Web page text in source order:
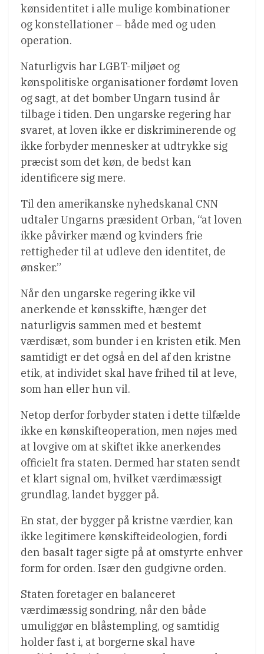
kønsidentitet i alle mulige kombinationer
og konstellationer – både med og uden
operation.
Naturligvis har LGBT-miljøet og
kønspolitiske organisationer fordømt loven
og sagt, at det bomber Ungarn tusind år
tilbage i tiden. Den ungarske regering har
svaret, at loven ikke er diskriminerende og
ikke forbyder mennesker at udtrykke sig
præcist som det køn, de bedst kan
identificere sig mere.
Til den amerikanske nyhedskanal CNN
udtaler Ungarns præsident Orban, “at loven
ikke påvirker mænd og kvinders frie
rettigheder til at udleve den identitet, de
ønsker.”
Når den ungarske regering ikke vil
anerkende et kønsskifte, hænger det
naturligvis sammen med et bestemt
værdisæt, som bunder i en kristen etik. Men
samtidigt er det også en del af den kristne
etik, at individet skal have frihed til at leve,
som han eller hun vil.
Netop derfor forbyder staten i dette tilfælde
ikke en kønskifteoperation, men nøjes med
at lovgive om at skiftet ikke anerkendes
officielt fra staten. Dermed har staten sendt
et klart signal om, hvilket værdimæssigt
grundlag, landet bygger på.
En stat, der bygger på kristne værdier, kan
ikke legitimere kønskifteideologien, fordi
den basalt tager sigte på at omstyrte enhver
form for orden. Især den gudgivne orden.
Staten foretager en balanceret
værdimæssig sondring, når den både
umuliggør en blåstempling, og samtidig
holder fast i, at borgerne skal have